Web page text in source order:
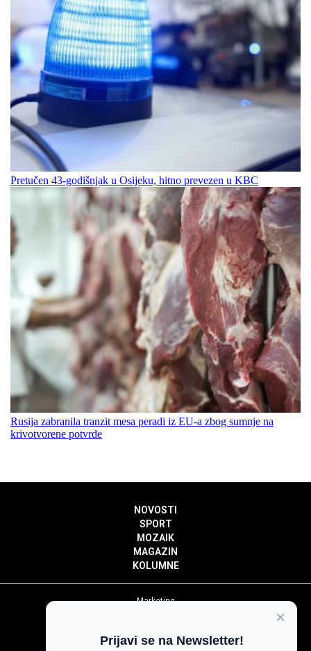
Pretučen 43-godišnjak u Osijeku, hitno prevezen u KBC
Rusija zabranila tranzit mesa peradi iz EU-a zbog sumnje na
krivotvorene potvrde
NOVOSTI
SPORT
MOZAIK
MAGAZIN
KOLUMNE
Marketing
Impressum
×
Prijavi se na Newsletter!